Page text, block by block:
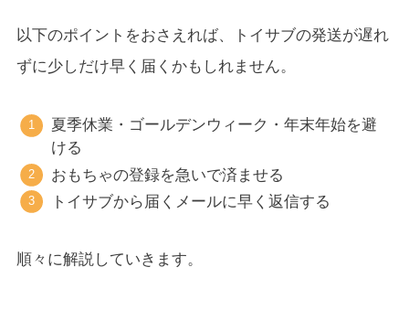
以下のポイントをおさえれば、トイサブの発送が遅れ
ずに少しだけ早く届くかもしれません。
夏季休業・ゴールデンウィーク・年末年始を避
ける
おもちゃの登録を急いで済ませる
トイサブから届くメールに早く返信する
順々に解説していきます。